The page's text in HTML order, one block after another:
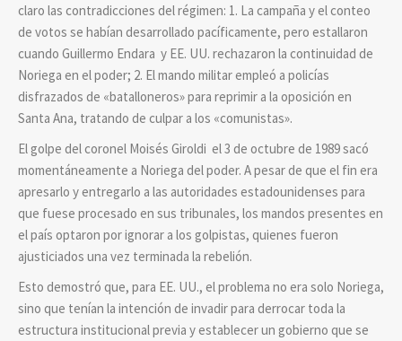
claro las contradicciones del régimen: 1. La campaña y el conteo
de votos se habían desarrollado pacíficamente, pero estallaron
cuando Guillermo Endara y EE. UU. rechazaron la continuidad de
Noriega en el poder; 2. El mando militar empleó a policías
disfrazados de «batalloneros» para reprimir a la oposición en
Santa Ana, tratando de culpar a los «comunistas».
El golpe del coronel Moisés Giroldi el 3 de octubre de 1989 sacó
momentáneamente a Noriega del poder. A pesar de que el fin era
apresarlo y entregarlo a las autoridades estadounidenses para
que fuese procesado en sus tribunales, los mandos presentes en
el país optaron por ignorar a los golpistas, quienes fueron
ajusticiados una vez terminada la rebelión.
Esto demostró que, para EE. UU., el problema no era solo Noriega,
sino que tenían la intención de invadir para derrocar toda la
estructura institucional previa y establecer un gobierno que se